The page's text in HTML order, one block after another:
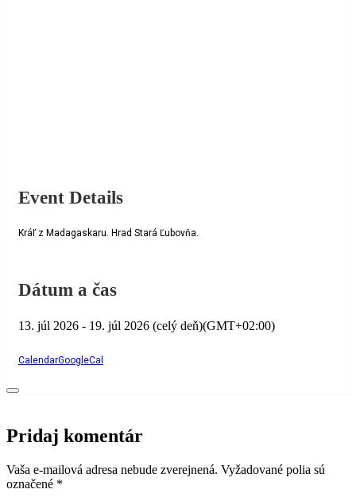
Event Details
Kráľ z Madagaskaru. Hrad Stará Ľubovňa.
Dátum a čas
13. júl 2026 - 19. júl 2026 (celý deň)(GMT+02:00)
CalendarGoogleCal
Pridaj komentár
Vaša e-mailová adresa nebude zverejnená. Vyžadované polia sú
označené *